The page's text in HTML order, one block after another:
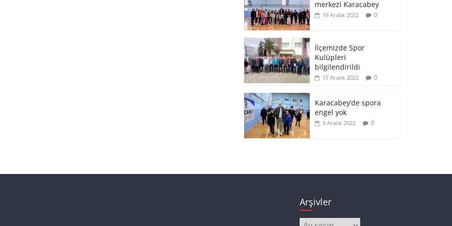
merkezi Karacabey
19 Aralık 2022 0
İlçemizde Spor
Kulüpleri
bilgilendirildi
17 Aralık 2022 0
Karacabey’de spora
engel yok
3 Aralık 2022 0
Arşivler
Arşivler